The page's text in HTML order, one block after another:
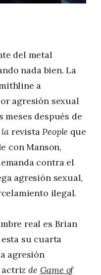
del metal
nada bien. La
a
agresión sexual
meses después de
larevista People que
con Manson,
contra el
agresión sexual,
ilegal.
real es Brian
su cuarta
agresión
actrizde Game of